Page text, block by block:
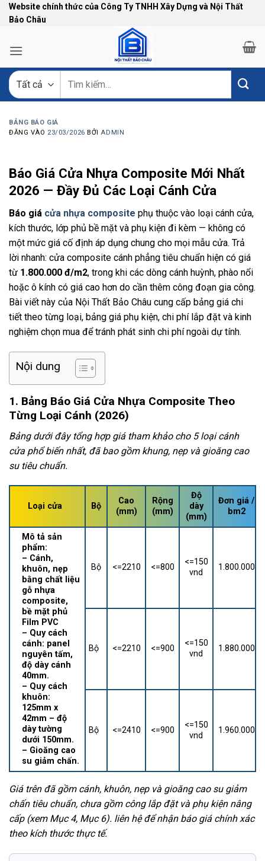
Bỏ
qua
dung
Website chính thức của Công Ty TNHH Xây Dựng và Nội Thất
Bảo Châu
kiếm:
BẢNG BÁO GIÁ
ĐĂNG VÀO 23/03/2026 BỞIADMIN
Báo Giá Cửa Nhựa Composite Mới Nhất
2026 — Đầy Đủ Các Loại Cánh Cửa
Báo giá cửa nhựa composite phụ thuộc vào loại cánh cửa,
kích thước, lớp phủ bề mặt và phụ kiện đi kèm — không có
một mức giá cố định áp dụng chung cho mọi mẫu cửa. Trả
lời nhanh: cửa composite cánh phẳng tiêu chuẩn hiện có giá
từ 1.800.000 đ/m2, trong khi các dòng cánh huỳnh, phào nổi
hoặc ô kính có giá cao hơn do cần thêm công đoạn gia công.
Bài viết này của Nội Thất Bảo Châu cung cấp bảng giá chi
tiết theo từng loại, bảng giá phụ kiện, chi phí lắp đặt và kinh
nghiệm chọn mua để tránh phát sinh chi phí ngoài dự tính.
Nội dung
1. Bảng Báo Giá Cửa Nhựa Composite Theo
Từng Loại Cánh (2026)
Bảng dưới đây tổng hợp giá tham khảo cho 5 loại cánh
cửa phổ biến nhất, đã bao gồm khung, nẹp và gioăng cao
su tiêu chuẩn.
Loại cửa Bộ
Cao
(mm)
Rộng
(mm)
Độ
dày
(mm)
Đơn giá /
bm2
Mô tả sản
phẩm:
– Cánh,
khuôn, nẹp
bằng chất liệu
gỗ nhựa
composite,
bề mặt phủ
Film PVC
– Quy cách
cánh: panel
nguyên tấm,
độ dày cánh
40mm.
– Quy cách
khuôn:
125mm x
42mm – độ
dày tường
dưới 150mm.
– Gioăng cao
su giảm chấn.
Bộ <=2210 <=800
<=150
vnd
1.800.000
Bộ <=2210 <=900
<=150
vnd
1.880.000
Bộ <=2410 <=900
<=150
vnd
1.960.000
Giá trên đã gồm cánh, khuôn, nẹp và gioăng cao su giảm
chấn tiêu chuẩn, chưa gồm công lắp đặt và phụ kiện nâng
cấp (xem Mục 4, Mục 6). liên hệ để nhận báo giá chính xác
theo kích thước thực tế.